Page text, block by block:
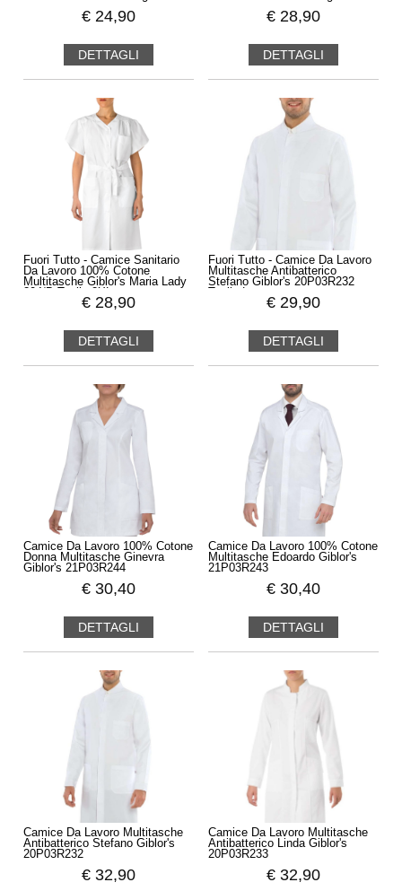
€ 24,90
DETTAGLI
€ 28,90
DETTAGLI
Fuori Tutto - Camice Sanitario
Da Lavoro 100% Cotone
Multitasche Giblor's Maria Lady
€ 28,90
DETTAGLI
Fuori Tutto - Camice Da Lavoro
Multitasche Antibatterico
Stefano Giblor's 20P03R232
€ 29,90
DETTAGLI
Camice Da Lavoro 100% Cotone
Donna Multitasche Ginevra
Giblor's 21P03R244
€ 30,40
DETTAGLI
Camice Da Lavoro 100% Cotone
Multitasche Edoardo Giblor's
21P03R243
€ 30,40
DETTAGLI
Camice Da Lavoro Multitasche
Antibatterico Stefano Giblor's
20P03R232
€ 32,90
Camice Da Lavoro Multitasche
Antibatterico Linda Giblor's
20P03R233
€ 32,90